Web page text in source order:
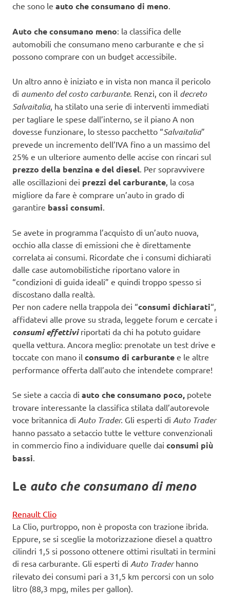
che sono le auto che consumano di meno.
Auto che consumano meno: la classifica delle
automobili che consumano meno carburante e che si
possono comprare con un budget accessibile.
Un altro anno è iniziato e in vista non manca il pericolo
di aumento del costo carburante. Renzi, con il decreto
Salvaitalia, ha stilato una serie di interventi immediati
per tagliare le spese dall’interno, se il piano A non
dovesse funzionare, lo stesso pacchetto “Salvaitalia”
prevede un incremento dell’IVA fino a un massimo del
25% e un ulteriore aumento delle accise con rincari sul
prezzo della benzina e del diesel. Per sopravvivere
alle oscillazioni dei prezzi del carburante, la cosa
migliore da fare è comprare un’auto in grado di
garantire bassi consumi.
Se avete in programma l’acquisto di un’auto nuova,
occhio alla classe di emissioni che è direttamente
correlata ai consumi. Ricordate che i consumi dichiarati
dalle case automobilistiche riportano valore in
“condizioni di guida ideali” e quindi troppo spesso si
discostano dalla realtà.
Per non cadere nella trappola dei “consumi dichiarati“,
affidatevi alle prove su strada, leggete forum e cercate i
consumi effettiviriportati da chi ha potuto guidare
quella vettura. Ancora meglio: prenotate un test drive e
toccate con mano il consumo di carburante e le altre
performance offerta dall’auto che intendete comprare!
Se siete a caccia di auto che consumano poco, potete
trovare interessante la classifica stilata dall’autorevole
voce britannica di Auto Trader. Gli esperti di Auto Trader
hanno passato a setaccio tutte le vetture convenzionali
in commercio fino a individuare quelle dai consumi più
bassi.
Le auto che consumano di meno
Renault Clio
La Clio, purtroppo, non è proposta con trazione ibrida.
Eppure, se si sceglie la motorizzazione diesel a quattro
cilindri 1,5 si possono ottenere ottimi risultati in termini
di resa carburante. Gli esperti di Auto Traderhanno
rilevato dei consumi pari a 31,5 km percorsi con un solo
litro (88,3 mpg, miles per gallon).